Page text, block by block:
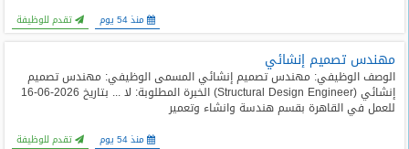
منذ 54 يوم تقدم للوظيفة
مهندس تصميم إنشائي
الوصف الوظيفي: مهندس تصميم إنشائي المسمى الوظيفي: مهندس تصميم
إنشائي (Structural Design Engineer) الخبرة المطلوبة: لا ... بتاريخ 2026-06-16
للعمل في القاهرة بقسم هندسة وانشاء وتعمير
منذ 54 يوم تقدم للوظيفة